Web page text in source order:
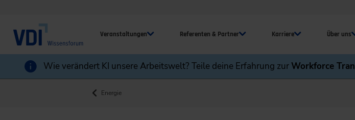
Veranstaltungen Referenten & Partner Karriere Über uns
Wie verändert KI unsere Arbeitswelt? Teile deine Erfahrung zurWorkforce
Energie